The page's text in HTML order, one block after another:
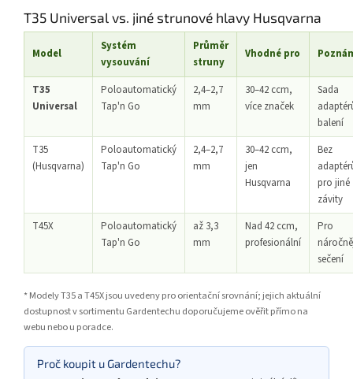
T35 Universal vs. jiné strunové hlavy Husqvarna
Model
Systém
vysouvání
Průměr
struny
Vhodné pro
T35
Universal
Poloautomatický
Tap'n Go
2,4–2,7
mm
30–42 ccm,
více značek
Sada
balení
T35
(Husqvarna)
Poloautomatický
Tap'n Go
2,4–2,7
mm
30–42 ccm,
jen
Husqvarna
Bez
pro jiné
závity
T45X
Poloautomatický
Tap'n Go
až 3,3
mm
Nad 42 ccm,
profesionální
Pro
sečení
* Modely T35 a T45X jsou uvedeny pro orientační srovnání; jejich aktuální
dostupnost v sortimentu Gardentechu doporučujeme ověřit přímo na
webu nebo u poradce.
Proč koupit u Gardentechu?